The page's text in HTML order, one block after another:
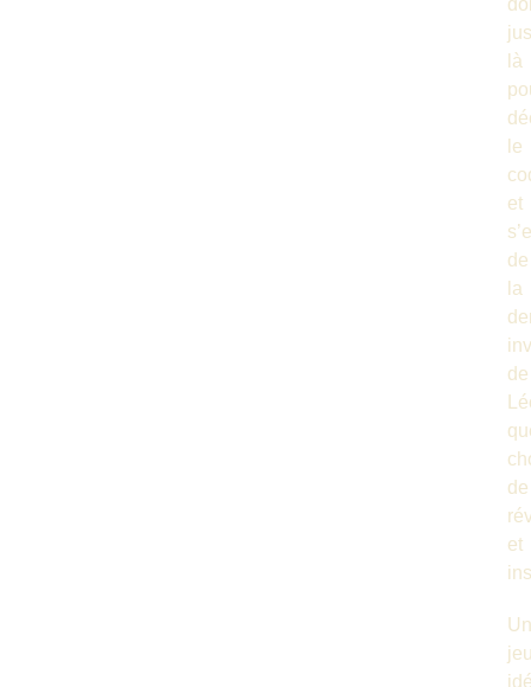
là
le
et
de
la
de
de
et
Un